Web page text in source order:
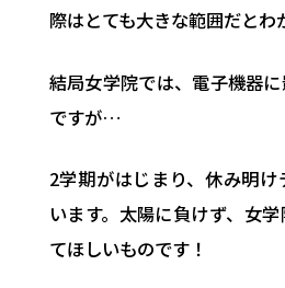
際はとても大きな範囲だとわ
結局女学院では、電子機器
ですが…
2学期がはじまり、休み明
います。太陽に負けず、女
てほしいものです！